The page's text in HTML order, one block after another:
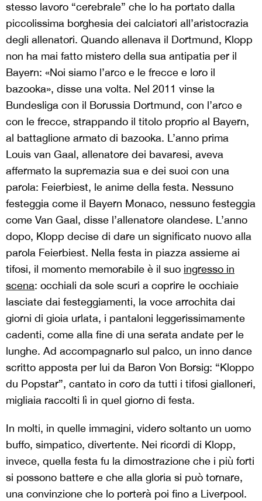
stesso lavoro “cerebrale” che lo ha portato dalla
piccolissima borghesia dei calciatori all’aristocrazia
degli allenatori. Quando allenava il Dortmund, Klopp
non ha mai fatto mistero della sua antipatia per il
Bayern: «Noi siamo l’arco e le frecce e loro il
bazooka», disse una volta. Nel 2011 vinse la
Bundesliga con il Borussia Dortmund, con l’arco e
con le frecce, strappando il titolo proprio al Bayern,
al battaglione armato di bazooka. L’anno prima
Louis van Gaal, allenatore dei bavaresi, aveva
affermato la supremazia sua e dei suoi con una
parola: Feierbiest, le anime della festa. Nessuno
festeggia come il Bayern Monaco, nessuno festeggia
come Van Gaal, disse l’allenatore olandese. L’anno
dopo, Klopp decise di dare un significato nuovo alla
parola Feierbiest. Nella festa in piazza assieme ai
tifosi, il momento memorabile è il suo ingresso in
scena: occhiali da sole scuri a coprire le occhiaie
lasciate dai festeggiamenti, la voce arrochita dai
giorni di gioia urlata, i pantaloni leggerissimamente
cadenti, come alla fine di una serata andate per le
lunghe. Ad accompagnarlo sul palco, un inno dance
scritto apposta per lui da Baron Von Borsig: “Kloppo
du Popstar”, cantato in coro da tutti i tifosi gialloneri,
migliaia raccolti lì in quel giorno di festa.
In molti, in quelle immagini, videro soltanto un uomo
buffo, simpatico, divertente. Nei ricordi di Klopp,
invece, quella festa fu la dimostrazione che i più forti
si possono battere e che alla gloria si può tornare,
una convinzione che lo porterà poi fino a Liverpool.